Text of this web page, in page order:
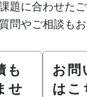
題に合わせた
問やご相談も
も
せ
お問
はこ